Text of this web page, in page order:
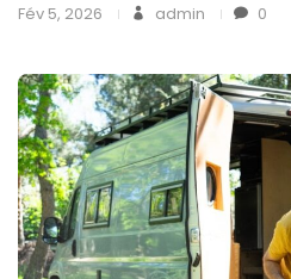
Fév 5, 2026 admin 0